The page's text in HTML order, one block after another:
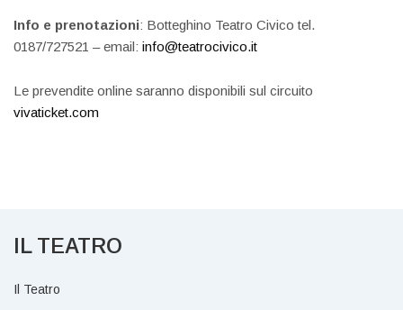
Info e prenotazioni: Botteghino Teatro Civico tel.
0187/727521 – email:info@teatrocivico.it
Le prevendite online saranno disponibili sul circuito
vivaticket.com
IL TEATRO
Il Teatro